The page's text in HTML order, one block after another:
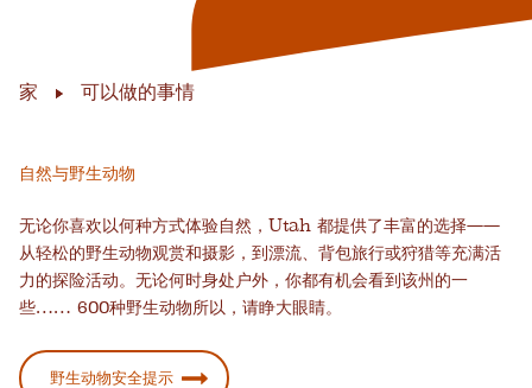
家 可以做的事情
自然与野生动物
无论你喜欢以何种方式体验自然，Utah 都提供了丰富的选择——
从轻松的野生动物观赏和摄影，到漂流、背包旅行或狩猎等充满活
力的探险活动。无论何时身处户外，你都有机会看到该州的一
些…… 600种野生动物所以，请睁大眼睛。
野生动物安全提示